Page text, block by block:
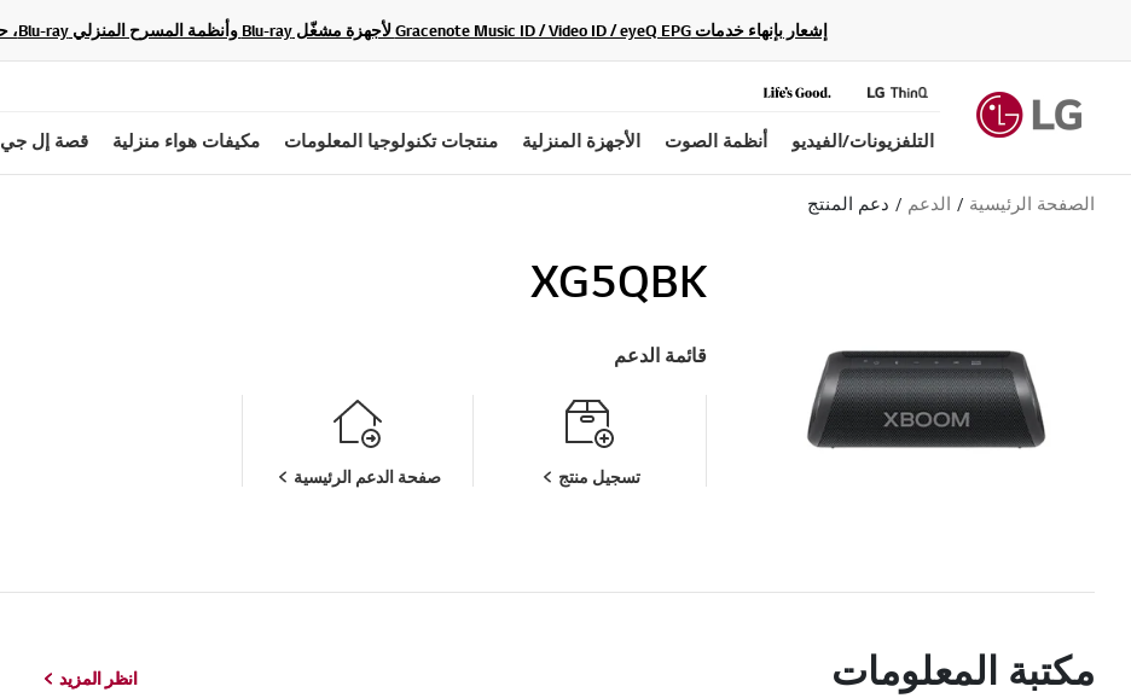
إشعار بإنهاء خدمات Gracenote Music ID / Video ID / eyeQ EPG لأجهزة مشغّل Blu-ray وأنظمة المسرح المنزلي Blu-ray، حيث لن تكون متاحة بعد الآن.
التلفزيونات/الفيديو أنظمة الصوت الأجهزة المنزلية منتجات تكنولوجيا المعلومات مكيفات هواء منزلية قصة إل جي
الصفحة الرئيسية الدعم دعم المنتج
XG5QBK
قائمة الدعم
تسجيل منتج صفحة الدعم الرئيسية
مكتبة المعلومات انظر المزيد
انظر المزيد